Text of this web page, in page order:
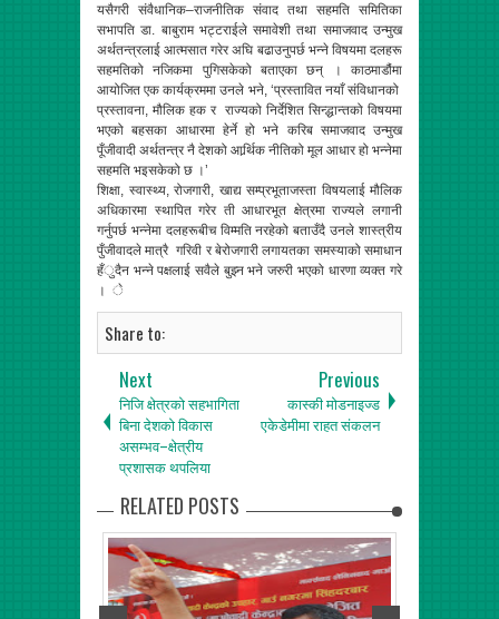
यसैगरी संवैधानिक–राजनीतिक संवाद तथा सहमति समितिका
सभापति डा. बाबुराम भट्टराईले समावेशी तथा समाजवाद उन्मुख
अर्थतन्त्रलाई आत्मसात गरेर अघि बढाउनुपर्छ भन्ने विषयमा दलहरू
सहमतिको नजिकमा पुगिसकेको बताएका छन् । काठमाडौंमा
आयोजित एक कार्यक्रममा उनले भने, ‘प्रस्तावित नयाँ संविधानको
प्रस्तावना, मौलिक हक र राज्यको निर्देशित सिन्द्धान्तको विषयमा
भएको बहसका आधारमा हेर्ने हो भने करिब समाजवाद उन्मुख
पूँजीवादी अर्थतन्त्र नै देशको आर्र्थिक नीतिको मूल आधार हो भन्नेमा
सहमति भइसकेको छ ।’
शिक्षा, स्वास्थ्य, रोजगारी, खाद्य सम्प्रभूताजस्ता विषयलाई मौलिक
अधिकारमा स्थापित गरेर ती आधारभूत क्षेत्रमा राज्यले लगानी
गर्नुपर्छ भन्नेमा दलहरूबीच विम्मति नरहेको बताउँदै उनले शास्त्रीय
पुँजीवादले मात्रै गरिवी र बेरोजगारी लगायतका समस्याको समाधान
हँुदैन भन्ने पक्षलाई सवैले बुझ्न भने जरुरी भएको धारणा व्यक्त गरे
। े
Share to:
Next
निजि क्षेत्रको सहभागिता
बिना देशको विकास
असम्भव–क्षेत्रीय
प्रशासक थपलिया
Previous
कास्की मोडनाइज्ड
एकेडेमीमा राहत संकलन
RELATED POSTS